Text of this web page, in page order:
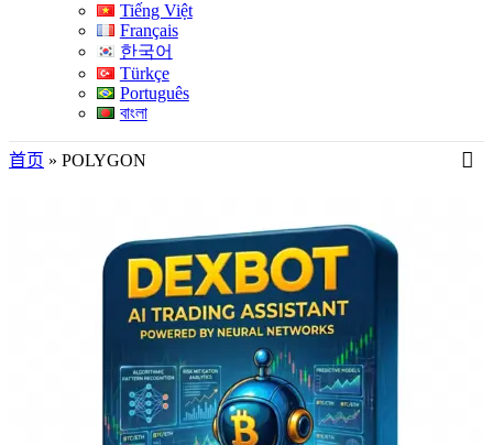
Tiếng Việt
Français
한국어
Türkçe
Português
বাংলা
首页 » POLYGON